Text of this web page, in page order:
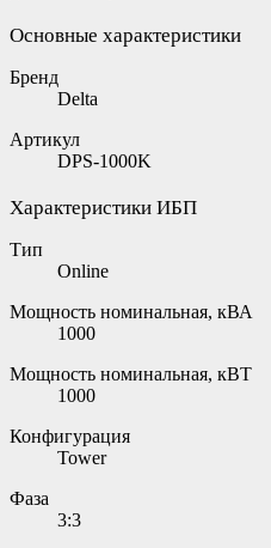
Основные характеристики
Бренд
Delta
Артикул
DPS-1000K
Характеристики ИБП
Тип
Online
Мощность номинальная, кВА
1000
Мощность номинальная, кВТ
1000
Конфигурация
Tower
Фаза
3:3